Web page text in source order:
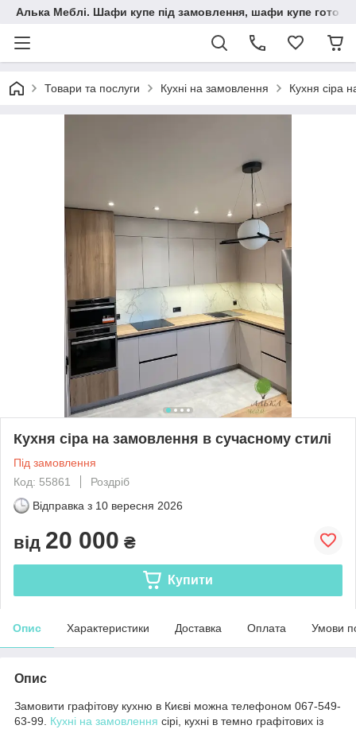
Алька Меблі. Шафи купе під замовлення, шафи купе готові,
Товари та послуги Кухні на замовлення Кухня сіра
Кухня сіра на замовлення в сучасному стилі
Під замовлення
Код: 55861
Роздріб
Відправка з 10 вересня 2026
від 20 000 ₴
Купити
Опис Характеристики Доставка Оплата Умови
Опис
Замовити графітову кухню в Києві можна телефоном 067-549-
63-99. Кухні на замовлення сірі, кухні в темно графітових із